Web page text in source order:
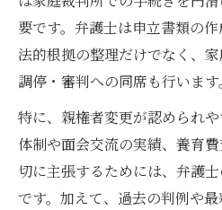
要です。弁護士は申立書類の作
法的根拠の整理だけでなく、
調停・審判への同席も行います。
特に、親権者変更が認められ
体制や面会交流の実績、養育
切に主張するためには、弁護
です。加えて、過去の判例や